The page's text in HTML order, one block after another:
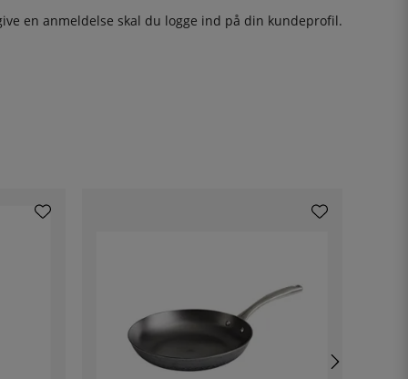
en anmeldelse skal du logge ind på din kundeprofil.